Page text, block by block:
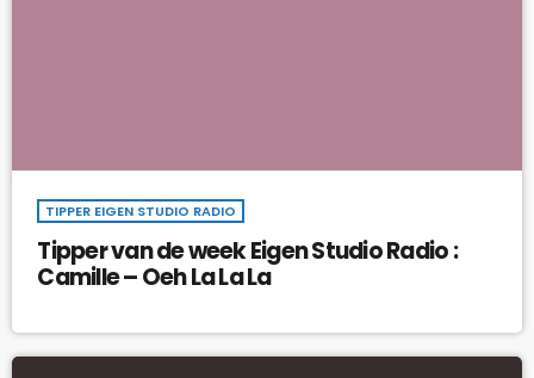
TIPPER EIGEN STUDIO RADIO
Tipper van de week Eigen Studio Radio :
Camille – Oeh La La La